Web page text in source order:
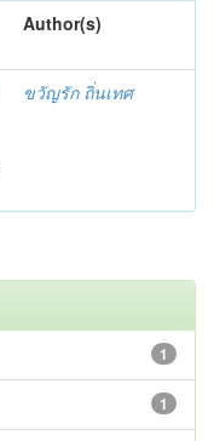
Author(s)
ขวัญรัก ถิ่นเทศ
1
1